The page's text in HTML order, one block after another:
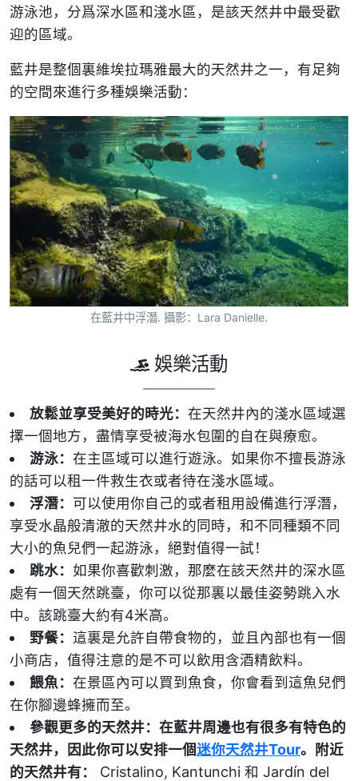
游泳池，分爲深水區和淺水區，是該天然井中最受歡
迎的區域。
藍井是整個裏維埃拉瑪雅最大的天然井之一，有足夠
的空間來進行多種娛樂活動：
在藍井中浮潛. 攝影：Lara Danielle.
娛樂活動
放鬆並享受美好的時光： 在天然井內的淺水區域選
擇一個地方，盡情享受被海水包圍的自在與療愈。
游泳： 在主區域可以進行遊泳。如果你不擅長游泳
的話可以租一件救生衣或者待在淺水區域。
浮潛： 可以使用你自己的或者租用設備進行浮潛，
享受水晶般清澈的天然井水的同時，和不同種類不同
大小的魚兒們一起游泳，絕對值得一試！
跳水： 如果你喜歡刺激，那麼在該天然井的深水區
處有一個天然跳臺，你可以從那裏以最佳姿勢跳入水
中。該跳臺大約有4米高。
野餐： 這裏是允許自帶食物的，並且內部也有一個
小商店，值得注意的是不可以飲用含酒精飲料。
餵魚： 在景區內可以買到魚食，你會看到這魚兒們
在你腳邊蜂擁而至。
參觀更多的天然井：在藍井周邊也有很多有特色的
天然井，因此你可以安排一個迷你天然井Tour。附近
的天然井有：
Cristalino, Kantunchi 和 Jardín del